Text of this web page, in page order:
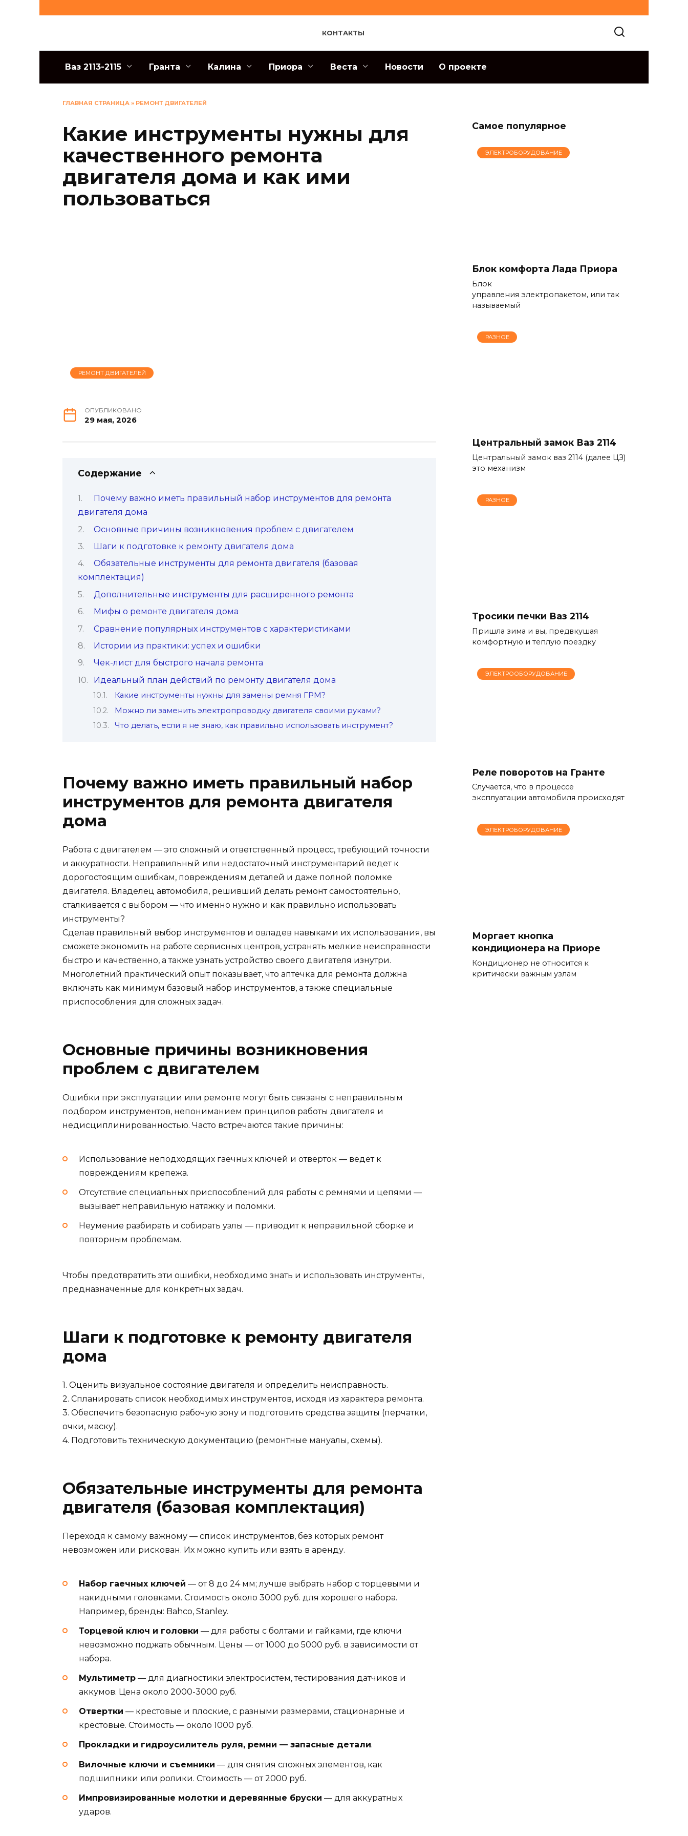
КОНТАКТЫ
Ваз 2113-2115 Гранта Калина Приора Веста Новости О проекте
ГЛАВНАЯ СТРАНИЦА » РЕМОНТ ДВИГАТЕЛЕЙ
Какие инструменты нужны для
качественного ремонта
двигателя дома и как ими
пользоваться
РЕМОНТ ДВИГАТЕЛЕЙ
ОПУБЛИКОВАНО
29 мая, 2026
Содержание
Почему важно иметь правильный набор инструментов для ремонта
двигателя дома
Основные причины возникновения проблем с двигателем
Шаги к подготовке к ремонту двигателя дома
Обязательные инструменты для ремонта двигателя (базовая
комплектация)
Дополнительные инструменты для расширенного ремонта
Мифы о ремонте двигателя дома
Сравнение популярных инструментов с характеристиками
Истории из практики: успех и ошибки
Чек-лист для быстрого начала ремонта
Идеальный план действий по ремонту двигателя дома
Какие инструменты нужны для замены ремня ГРМ?
Можно ли заменить электропроводку двигателя своими руками?
Что делать, если я не знаю, как правильно использовать инструмент?
Почему важно иметь правильный набор
инструментов для ремонта двигателя
дома
Работа с двигателем — это сложный и ответственный процесс, требующий точности
и аккуратности. Неправильный или недостаточный инструментарий ведет к
дорогостоящим ошибкам, повреждениям деталей и даже полной поломке
двигателя. Владелец автомобиля, решивший делать ремонт самостоятельно,
сталкивается с выбором — что именно нужно и как правильно использовать
инструменты?
Сделав правильный выбор инструментов и овладев навыками их использования, вы
сможете экономить на работе сервисных центров, устранять мелкие неисправности
быстро и качественно, а также узнать устройство своего двигателя изнутри.
Многолетний практический опыт показывает, что аптечка для ремонта должна
включать как минимум базовый набор инструментов, а также специальные
приспособления для сложных задач.
Основные причины возникновения
проблем с двигателем
Ошибки при эксплуатации или ремонте могут быть связаны с неправильным
подбором инструментов, непониманием принципов работы двигателя и
недисциплинированностью. Часто встречаются такие причины:
Использование неподходящих гаечных ключей и отверток — ведет к
повреждениям крепежа.
Отсутствие специальных приспособлений для работы с ремнями и цепями —
вызывает неправильную натяжку и поломки.
Неумение разбирать и собирать узлы — приводит к неправильной сборке и
повторным проблемам.
Чтобы предотвратить эти ошибки, необходимо знать и использовать инструменты,
предназначенные для конкретных задач.
Шаги к подготовке к ремонту двигателя
дома
1. Оценить визуальное состояние двигателя и определить неисправность.
2. Спланировать список необходимых инструментов, исходя из характера ремонта.
3. Обеспечить безопасную рабочую зону и подготовить средства защиты (перчатки,
очки, маску).
4. Подготовить техническую документацию (ремонтные мануалы, схемы).
Обязательные инструменты для ремонта
двигателя (базовая комплектация)
Переходя к самому важному — список инструментов, без которых ремонт
невозможен или рискован. Их можно купить или взять в аренду.
Набор гаечных ключей — от 8 до 24 мм; лучше выбрать набор с торцевыми и
накидными головками. Стоимость около 3000 руб. для хорошего набора.
Например, бренды: Bahco, Stanley.
Торцевой ключ и головки — для работы с болтами и гайками, где ключи
невозможно поджать обычным. Цены — от 1000 до 5000 руб. в зависимости от
набора.
Мультиметр — для диагностики электросистем, тестирования датчиков и
аккумов. Цена около 2000-3000 руб.
Отвертки — крестовые и плоские, с разными размерами, стационарные и
крестовые. Стоимость — около 1000 руб.
Прокладки и гидроусилитель руля, ремни — запасные детали.
Вилочные ключи и съемники — для снятия сложных элементов, как
подшипники или ролики. Стоимость — от 2000 руб.
Импровизированные молотки и деревянные бруски — для аккуратных
ударов.
Самое популярное
ЭЛЕКТРОБОРУДОВАНИЕ
Блок комфорта Лада Приора
Блок
управления электропакетом, или так
называемый
РАЗНОЕ
Центральный замок Ваз 2114
Центральный замок ваз 2114 (далее ЦЗ)
это механизм
РАЗНОЕ
Тросики печки Ваз 2114
Пришла зима и вы, предвкушая
комфортную и теплую поездку
ЭЛЕКТРООБОРУДОВАНИЕ
Реле поворотов на Гранте
Случается, что в процессе
эксплуатации автомобиля происходят
ЭЛЕКТРОБОРУДОВАНИЕ
Моргает кнопка
кондиционера на Приоре
Кондиционер не относится к
критически важным узлам